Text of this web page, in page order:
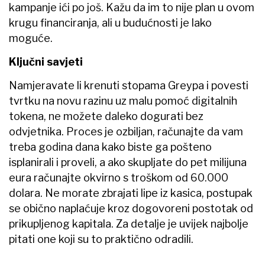
kampanje ići po još. Kažu da im to nije plan u ovom
krugu financiranja, ali u budućnosti je lako
moguće.
Ključni savjeti
Namjeravate li krenuti stopama Greypa i povesti
tvrtku na novu razinu uz malu pomoć digitalnih
tokena, ne možete daleko dogurati bez
odvjetnika. Proces je ozbiljan, računajte da vam
treba godina dana kako biste ga pošteno
isplanirali i proveli, a ako skupljate do pet milijuna
eura računajte okvirno s troškom od 60.000
dolara. Ne morate zbrajati lipe iz kasica, postupak
se obično naplaćuje kroz dogovoreni postotak od
prikupljenog kapitala. Za detalje je uvijek najbolje
pitati one koji su to praktično odradili.